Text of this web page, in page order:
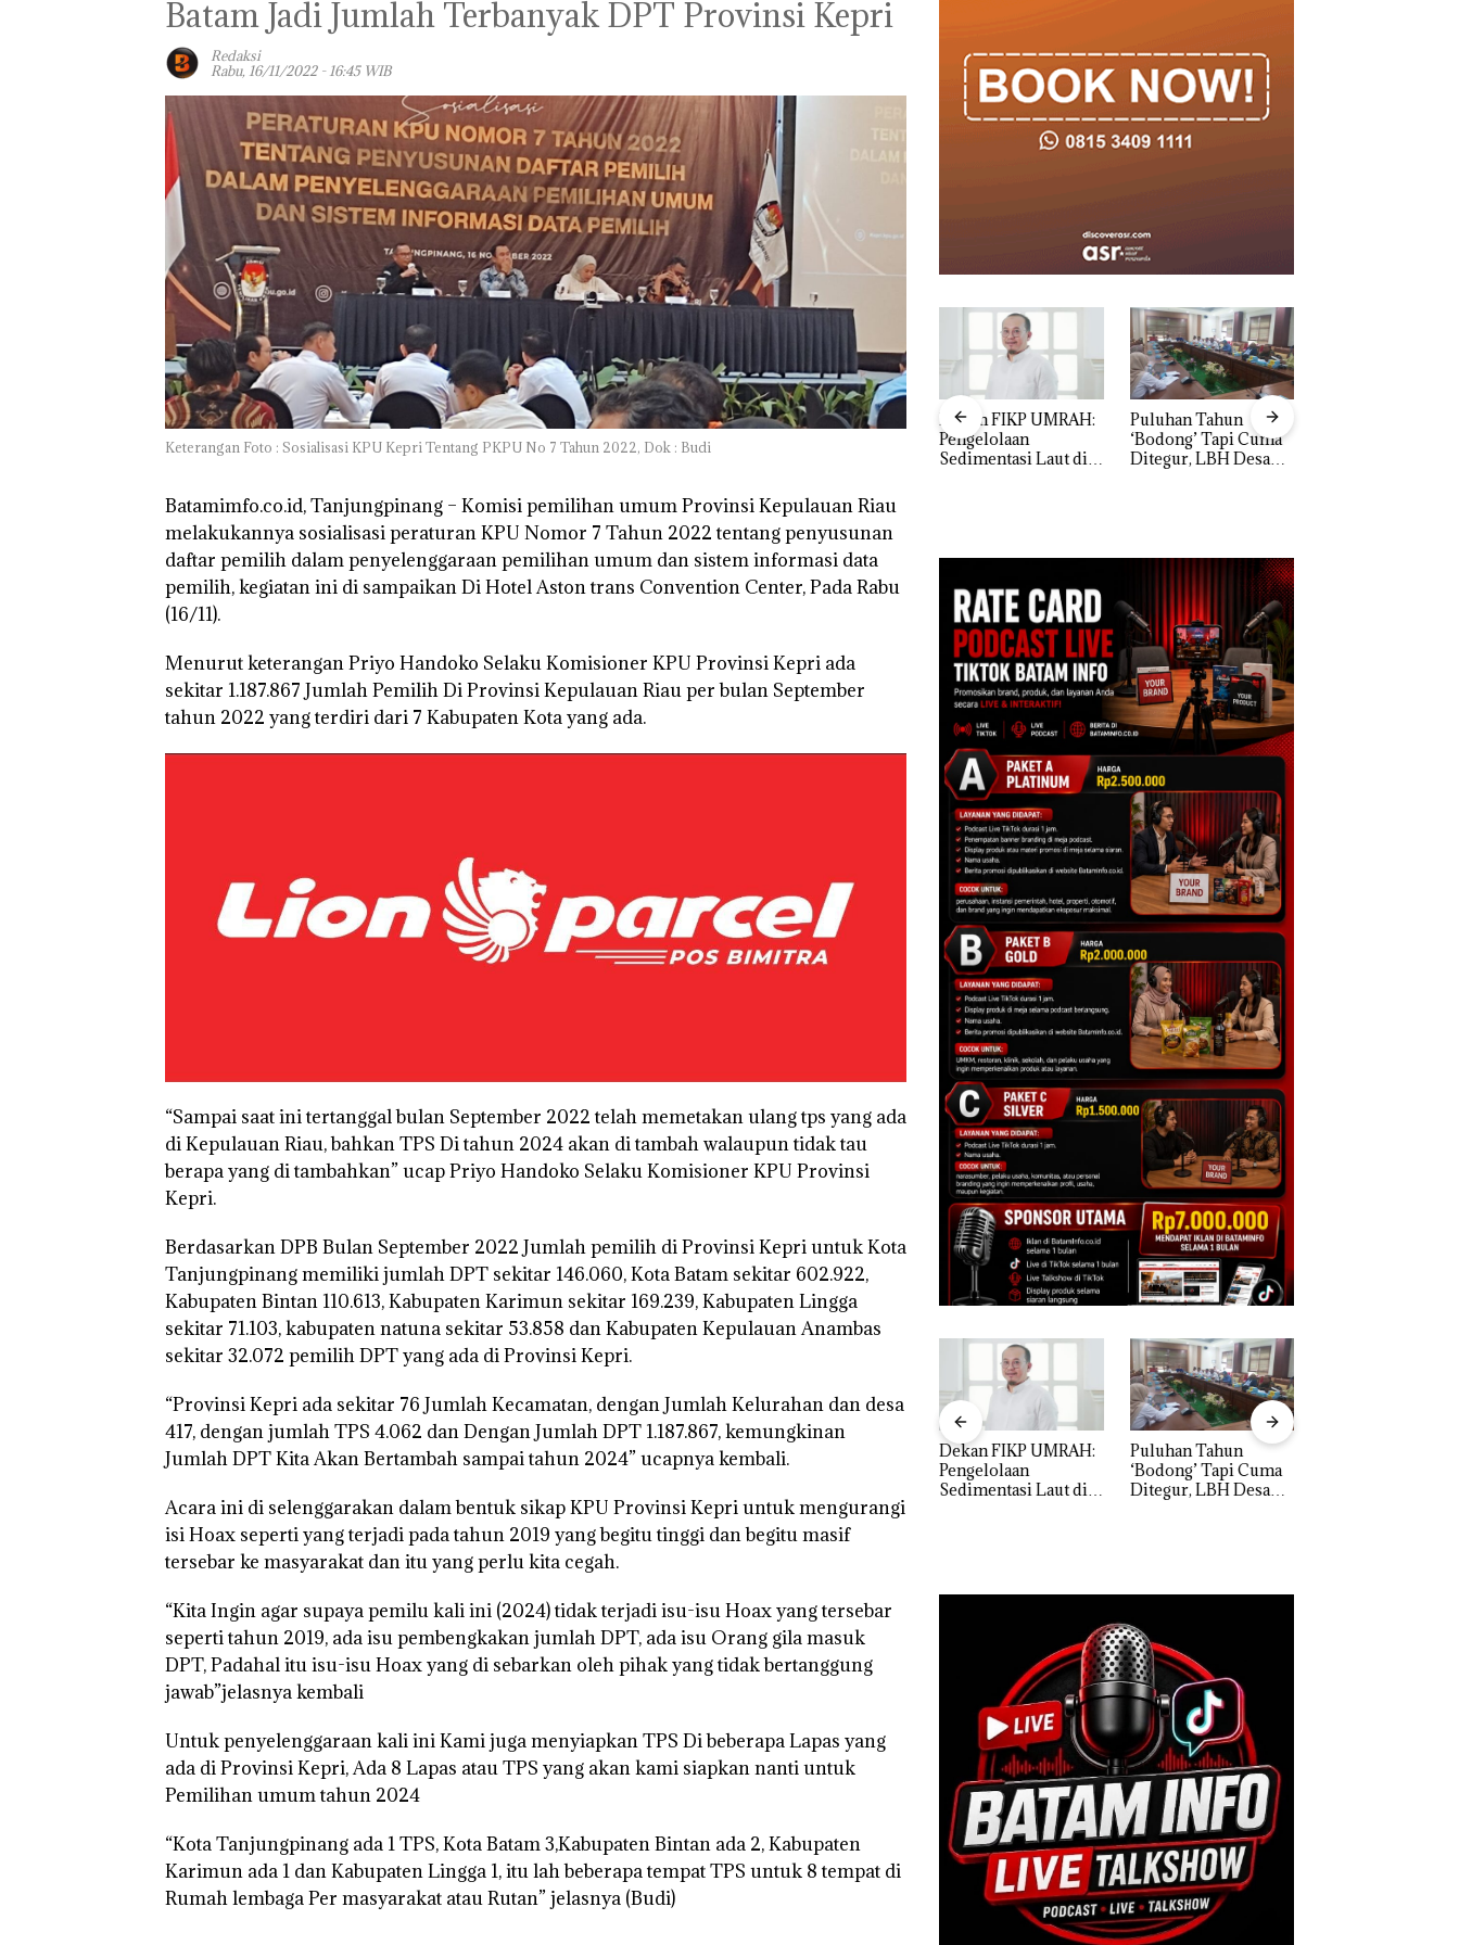
Batam Jadi Jumlah Terbanyak DPT Provinsi Kepri
Redaksi
Rabu, 16/11/2022 - 16:45 WIB
Keterangan Foto : Sosialisasi KPU Kepri Tentang PKPU No 7 Tahun 2022, Dok : Budi
Batamimfo.co.id, Tanjungpinang – Komisi pemilihan umum Provinsi Kepulauan Riau
melakukannya sosialisasi peraturan KPU Nomor 7 Tahun 2022 tentang penyusunan
daftar pemilih dalam penyelenggaraan pemilihan umum dan sistem informasi data
pemilih, kegiatan ini di sampaikan Di Hotel Aston trans Convention Center, Pada Rabu
(16/11).
Menurut keterangan Priyo Handoko Selaku Komisioner KPU Provinsi Kepri ada
sekitar 1.187.867 Jumlah Pemilih Di Provinsi Kepulauan Riau per bulan September
tahun 2022 yang terdiri dari 7 Kabupaten Kota yang ada.
“Sampai saat ini tertanggal bulan September 2022 telah memetakan ulang tps yang ada
di Kepulauan Riau, bahkan TPS Di tahun 2024 akan di tambah walaupun tidak tau
berapa yang di tambahkan” ucap Priyo Handoko Selaku Komisioner KPU Provinsi
Kepri.
Berdasarkan DPB Bulan September 2022 Jumlah pemilih di Provinsi Kepri untuk Kota
Tanjungpinang memiliki jumlah DPT sekitar 146.060, Kota Batam sekitar 602.922,
Kabupaten Bintan 110.613, Kabupaten Karimun sekitar 169.239, Kabupaten Lingga
sekitar 71.103, kabupaten natuna sekitar 53.858 dan Kabupaten Kepulauan Anambas
sekitar 32.072 pemilih DPT yang ada di Provinsi Kepri.
“Provinsi Kepri ada sekitar 76 Jumlah Kecamatan, dengan Jumlah Kelurahan dan desa
417, dengan jumlah TPS 4.062 dan Dengan Jumlah DPT 1.187.867, kemungkinan
Jumlah DPT Kita Akan Bertambah sampai tahun 2024” ucapnya kembali.
Acara ini di selenggarakan dalam bentuk sikap KPU Provinsi Kepri untuk mengurangi
isi Hoax seperti yang terjadi pada tahun 2019 yang begitu tinggi dan begitu masif
tersebar ke masyarakat dan itu yang perlu kita cegah.
“Kita Ingin agar supaya pemilu kali ini (2024) tidak terjadi isu-isu Hoax yang tersebar
seperti tahun 2019, ada isu pembengkakan jumlah DPT, ada isu Orang gila masuk
DPT, Padahal itu isu-isu Hoax yang di sebarkan oleh pihak yang tidak bertanggung
jawab”jelasnya kembali
Untuk penyelenggaraan kali ini Kami juga menyiapkan TPS Di beberapa Lapas yang
ada di Provinsi Kepri, Ada 8 Lapas atau TPS yang akan kami siapkan nanti untuk
Pemilihan umum tahun 2024
“Kota Tanjungpinang ada 1 TPS, Kota Batam 3,Kabupaten Bintan ada 2, Kabupaten
Karimun ada 1 dan Kabupaten Lingga 1, itu lah beberapa tempat TPS untuk 8 tempat di
Rumah lembaga Per masyarakat atau Rutan” jelasnya (Budi)
Proyek Jalan RE
Masih Mulus Tapi
Diaspal
Daerah, Ekonomi
Batam Diproyeksikan
Tumbuh hingga 7,4
Persen
“Double Winner”,
Dekan FIKP UMRAH:
Pengelolaan
Sedimentasi Laut di
Konservasi
Puluhan Tahun
‘Bodong’ Tapi Cuma
Ditegur, LBH Desak
Perayaan Ulang
Tahun ke-24 HARRIS
Batam Gelar
Giveaway Spesial dan
Diskon Menginap
24%
Carolein Dituntut 3
Tahun Penjara di PN
“Double Winner”,
Abimanyu Melesat
Dua Kali di Thailand
Dekan FIKP UMRAH:
Pengelolaan
Sedimentasi Laut di
Puluhan Tahun
‘Bodong’ Tapi Cuma
Ditegur, LBH Desak